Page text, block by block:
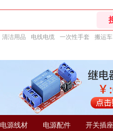
清洁用品 电线电缆 一次性手套 搬运车
电源线材 电源配件 开关插座